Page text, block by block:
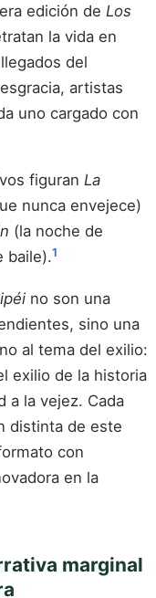
edición de Los
la vida en
del
artistas
uno cargado con
figuran La
nunca envejece)
(la noche de
baile).1
no son una
sino una
al tema del exilio:
exilio de la historia
a la vejez. Cada
distinta de este
con
en la
marginal